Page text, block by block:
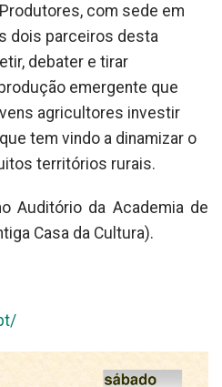
com sede em
dois parceiros desta
debater e tirar
emergente que
agricultores investir
tem vindo a dinamizar o
territórios rurais.
Auditório da Academia de
Casa da Cultura).